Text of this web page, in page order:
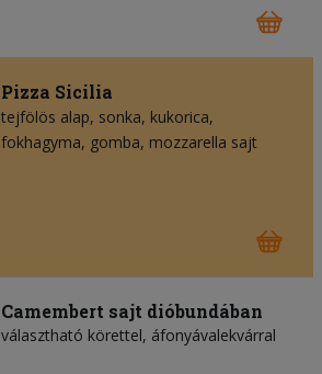
Pizza Sicilia
tejfölös alap sonka kukorica
fokhagyma gomba mozzarella sajt
Camembert sajt dióbundában
választható körettel, áfonyávalekvárral